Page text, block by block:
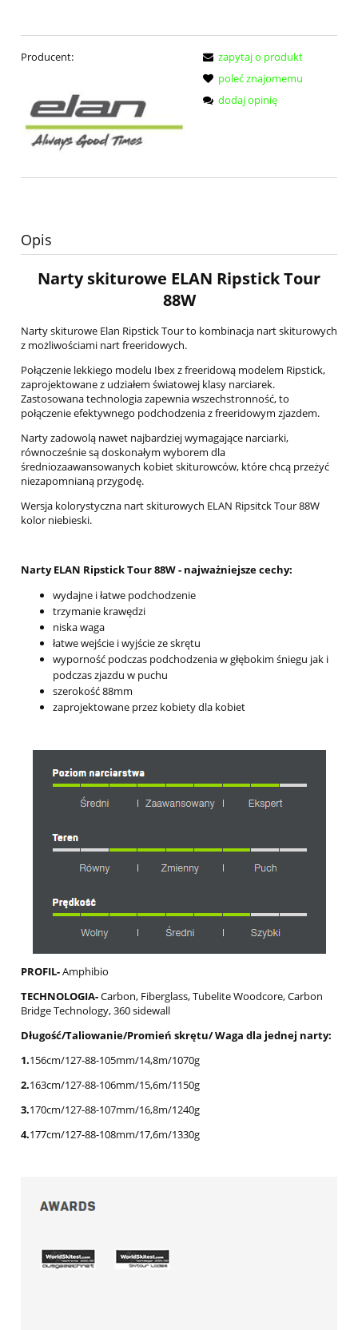
Producent:
zapytaj o produkt
poleć znajomemu
dodaj opinię
Opis
Narty skiturowe ELAN Ripstick Tour
88W
Narty skiturowe Elan Ripstick Tour to kombinacja nart skiturowych
z możliwościami nart freeridowych.
Połączenie lekkiego modelu Ibex z freeridową modelem Ripstick,
zaprojektowane z udziałem światowej klasy narciarek.
Zastosowana technologia zapewnia wszechstronność, to
połączenie efektywnego podchodzenia z freeridowym zjazdem.
Narty zadowolą nawet najbardziej wymagające narciarki,
równocześnie są doskonałym wyborem dla
średniozaawansowanych kobiet skiturowców, które chcą przeżyć
niezapomnianą przygodę.
Wersja kolorystyczna nart skiturowych ELAN Ripsitck Tour 88W
kolor niebieski.
Narty ELAN Ripstick Tour 88W - najważniejsze cechy:
wydajne i łatwe podchodzenie
trzymanie krawędzi
niska waga
łatwe wejście i wyjście ze skrętu
wyporność podczas podchodzenia w głębokim śniegu jak i
podczas zjazdu w puchu
szerokość 88mm
zaprojektowane przez kobiety dla kobiet
PROFIL-Amphibio
TECHNOLOGIA-Carbon, Fiberglass, Tubelite Woodcore, Carbon
Bridge Technology, 360 sidewall
Długość/Taliowanie/Promień skrętu/ Waga dla jednej narty:
1.156cm/127-88-105mm/14,8m/1070g
2.163cm/127-88-106mm/15,6m/1150g
3.170cm/127-88-107mm/16,8m/1240g
4.177cm/127-88-108mm/17,6m/1330g